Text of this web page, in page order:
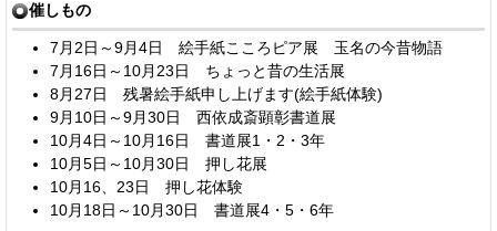
催しもの
7月2日～9月4日 絵手紙こころピア展 玉名の今昔物語
7月16日～10月23日 ちょっと昔の生活展
8月27日 残暑絵手紙申し上げます(絵手紙体験)
9月10日～9月30日 西依成斎顕彰書道展
10月4日～10月16日 書道展1・2・3年
10月5日～10月30日 押し花展
10月16、23日 押し花体験
10月18日～10月30日 書道展4・5・6年